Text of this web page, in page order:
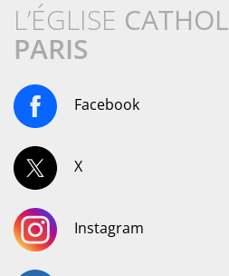
L’ÉGLISE
PARIS
Facebook
X
Instagram